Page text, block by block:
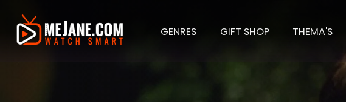
GENRES GIFT SHOP THEMA'S